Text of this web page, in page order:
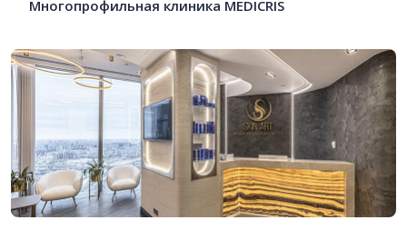
Многопрофильная клиника MEDICRIS